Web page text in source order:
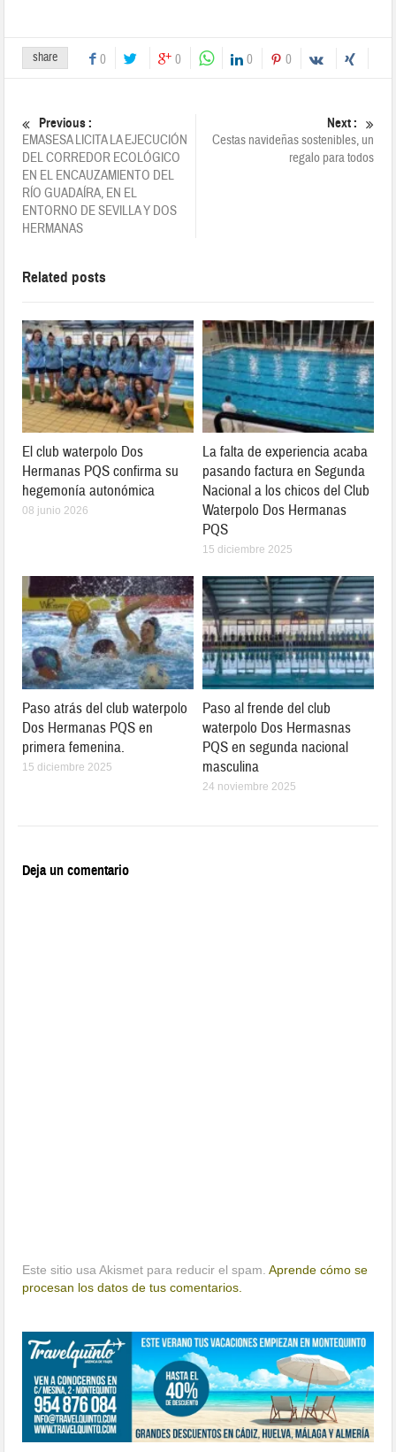
share 0 0 0 0
Previous :
EMASESA LICITA LA EJECUCIÓN
DEL CORREDOR ECOLÓGICO
EN EL ENCAUZAMIENTO DEL
RÍO GUADAÍRA, EN EL
ENTORNO DE SEVILLA Y DOS
HERMANAS
Next :
Cestas navideñas sostenibles, un
regalo para todos
Related posts
El club waterpolo Dos
Hermanas PQS confirma su
hegemonía autonómica
08 junio 2026
La falta de experiencia acaba
pasando factura en Segunda
Nacional a los chicos del Club
Waterpolo Dos Hermanas
PQS
15 diciembre 2025
Paso atrás del club waterpolo
Dos Hermanas PQS en
primera femenina.
15 diciembre 2025
Paso al frende del club
waterpolo Dos Hermasnas
PQS en segunda nacional
masculina
24 noviembre 2025
Deja un comentario
Este sitio usa Akismet para reducir el spam.Aprende cómo se
procesan los datos de tus comentarios.